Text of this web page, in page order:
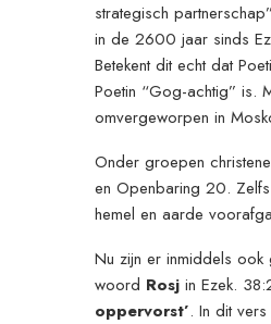
strategisch
in de 2600 jaar sinds
Betekent dit echt dat
Poetin “Gog-achtig” is.
omvergeworpen in
Onder groepen
en Openbaring 20.
hemel en aarde
Nu zijn er inmiddels
woord Rosj in Ezek.
oppervorst’. In dit